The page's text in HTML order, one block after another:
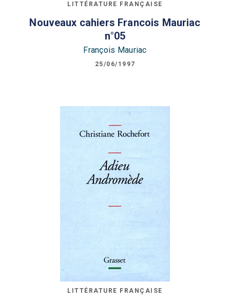
LITTÉRATURE FRANÇAISE
Nouveaux cahiers Francois Mauriac
n°05
François Mauriac
25/06/1997
LITTÉRATURE FRANÇAISE